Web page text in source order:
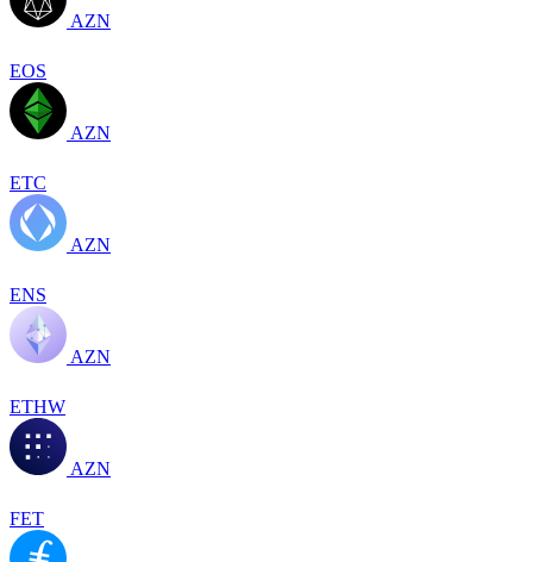
AZN
EOS
AZN
ETC
AZN
ENS
AZN
ETHW
AZN
FET